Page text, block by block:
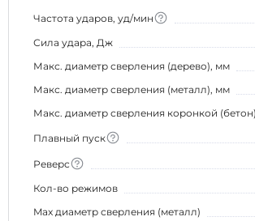
Частота ударов, уд/мин
Сила удара, Дж
Макс. диаметр сверления (дерево), мм
Макс. диаметр сверления (металл), мм
Макс. диаметр сверления коронкой
Плавный пуск
Реверс
Кол-во режимов
Max диаметр сверления (металл)